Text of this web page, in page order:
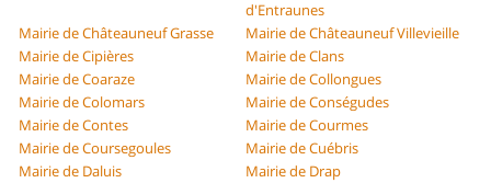
d'Entraunes
Mairie de Châteauneuf Grasse
Mairie de Châteauneuf Villevieille
Mairie de Cipières
Mairie de Clans
Mairie de Coaraze
Mairie de Collongues
Mairie de Colomars
Mairie de Conségudes
Mairie de Contes
Mairie de Courmes
Mairie de Coursegoules
Mairie de Cuébris
Mairie de Daluis
Mairie de Drap